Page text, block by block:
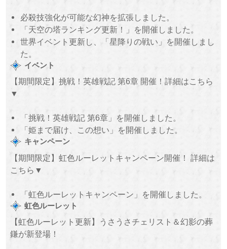
必殺技強化が可能な幻神を拡張しました。
「天空の塔ランキング更新！」を開催しました。
世界イベント更新し、「星降りの戦い」を開催しまし
た。
イベント
【期間限定】挑戦！英雄戦記 第6章 開催！詳細はこちら
▼
「挑戦！英雄戦記 第6章」を開催しました。
「姫まで届け、この想い」を開催しました。
キャンペーン
【期間限定】虹色ルーレットキャンペーン開催！ 詳細は
こちら▼
「虹色ルーレットキャンペーン」を開催しました。
虹色ルーレット
【虹色ルーレット更新】うさうさチェリスト＆幻影の葬
鎌が新登場！